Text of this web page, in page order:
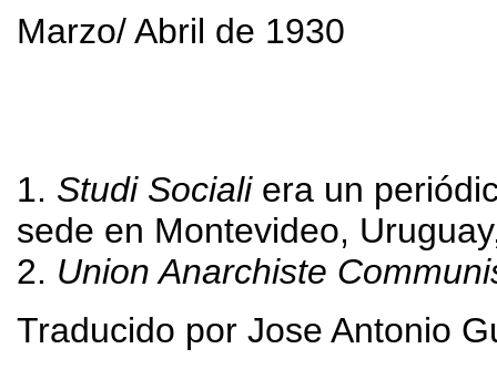
Marzo/ Abril de 1930
1. Studi Socialiera un
sede en Montevideo,
2. Union Anarchiste
Traducido por Jose Antonio